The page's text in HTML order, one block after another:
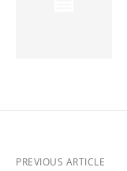
PREVIOUS ARTICLE